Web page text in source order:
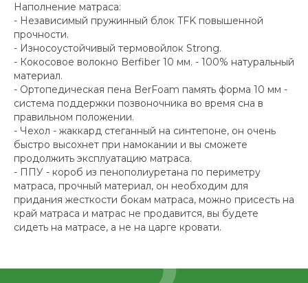
Наполнение матраса:
- Независимый пружинный блок TFK повышенной
прочности.
- Износоустойчивый термовойлок Strong.
- Кокосовое волокно Berfiber 10 мм. - 100% натуральный
материал.
- Ортопедическая пена BerFoam память форма 10 мм -
система поддержки позвоночника во время сна в
правильном положении.
- Чехол - жаккард стеганный на синтепоне, он очень
быстро высохнет при намокании и вы сможете
продолжить эксплуатацию матраса.
- ППУ - короб из пенополиуретана по периметру
матраса, прочный материал, он необходим для
придания жесткости бокам матраса, можно присесть на
край матраса и матрас не продавится, вы будете
сидеть на матрасе, а не на царге кровати.